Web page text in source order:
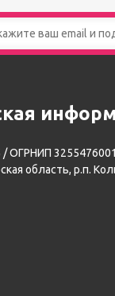
ОГРНИП
область, р.п.